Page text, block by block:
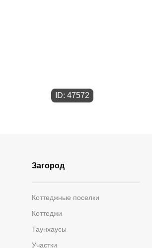
ID: 47572
Загород
Коттеджные поселки
Коттеджи
Таунхаусы
Участки